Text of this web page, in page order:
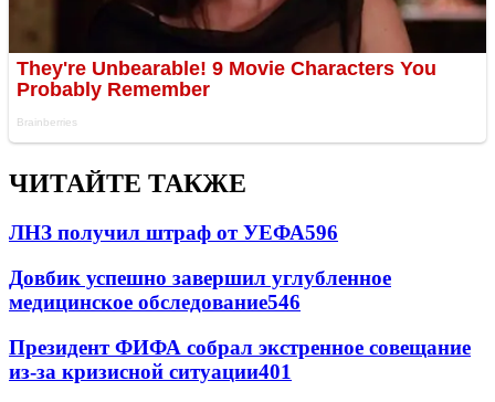
ЧИТАЙТЕ ТАКЖЕ
ЛНЗ получил штраф от УЕФА596
Довбик успешно завершил углубленное
медицинское обследование546
Президент ФИФА собрал экстренное совещание
из-за кризисной ситуации401